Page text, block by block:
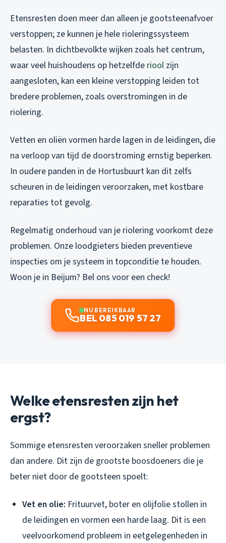
Etensresten doen meer dan alleen je gootsteenafvoer
verstoppen; ze kunnen je hele rioleringssysteem
belasten. In dichtbevolkte wijken zoals het centrum,
waar veel huishoudens op hetzelfde riool zijn
aangesloten, kan een kleine verstopping leiden tot
bredere problemen, zoals overstromingen in de
riolering.
Vetten en oliën vormen harde lagen in de leidingen, die
na verloop van tijd de doorstroming ernstig beperken.
In oudere panden in de Hortusbuurt kan dit zelfs
scheuren in de leidingen veroorzaken, met kostbare
reparaties tot gevolg.
Regelmatig onderhoud van je riolering voorkomt deze
problemen. Onze loodgieters bieden preventieve
inspecties om je systeem in topconditie te houden.
Woon je in Beijum? Bel ons voor een check!
NU BEREIKBAAR
BEL 085 019 57 27
Welke etensresten zijn het
ergst?
Sommige etensresten veroorzaken sneller problemen
dan andere. Dit zijn de grootste boosdoeners die je
beter niet door de gootsteen spoelt:
Vet en olie: Frituurvet, boter en olijfolie stollen in
de leidingen en vormen een harde laag. Dit is een
veelvoorkomend probleem in eetgelegenheden in